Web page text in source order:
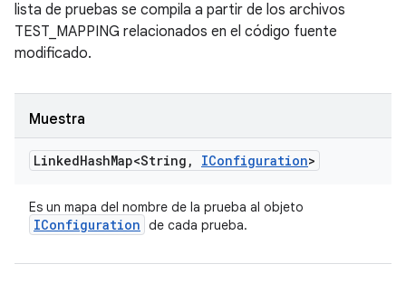
lista de pruebas se compila a partir de los archivos
TEST_MAPPING relacionados en el código fuente
modificado.
Muestra
LinkedHashMap<String , IConfiguration>
Es un mapa del nombre de la prueba al objeto
IConfiguration de cada prueba.